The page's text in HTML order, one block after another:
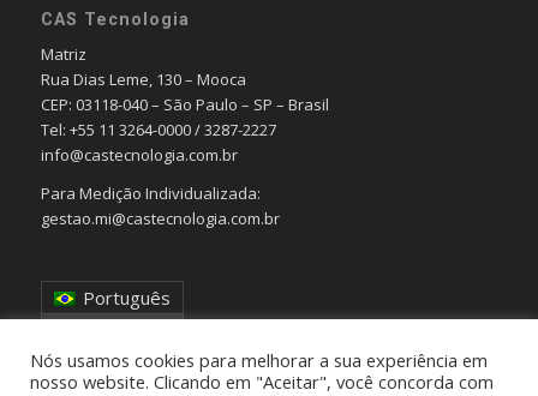
CAS Tecnologia
Matriz
Rua Dias Leme, 130 – Mooca
CEP: 03118-040 – São Paulo – SP – Brasil
Tel: +55 11 3264-0000 / 3287-2227
info@castecnologia.com.br
Para Medição Individualizada:
gestao.mi@castecnologia.com.br
Português
Nós usamos cookies para melhorar a sua experiência em
nosso website. Clicando em "Aceitar", você concorda com